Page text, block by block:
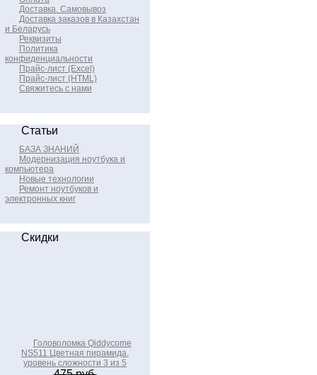
Доставка. Самовывоз
Доставка заказов в Казахстан
и Беларусь
Реквизиты
Политика
конфиденциальности
Прайс-лист (Excel)
Прайс-лист (HTML)
Свяжитесь с нами
Статьи
БАЗА ЗНАНИЙ
Модернизация ноутбука и
компьютера
Новые технологии
Ремонт ноутбуков и
электронных книг
Скидки
Головоломка Qiddycome
NS511 Цветная пирамида,
уровень сложности 3 из 5